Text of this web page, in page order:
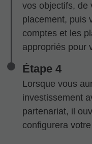
vos objectifs, de
placement, puis
comptes et les
appropriés pour
Étape 4
Lorsque vous
investissement
partenariat, il
configurera